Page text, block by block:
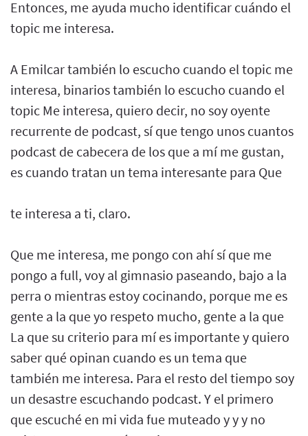
Entonces, me ayuda mucho identificar cuándo el
topic me interesa.
A Emilcar también lo escucho cuando el topic me
interesa, binarios también lo escucho cuando el
topic Me interesa, quiero decir, no soy oyente
recurrente de podcast, sí que tengo unos cuantos
podcast de cabecera de los que a mí me gustan,
es cuando tratan un tema interesante para Que
te interesa a ti, claro.
Que me interesa, me pongo con ahí sí que me
pongo a full, voy al gimnasio paseando, bajo a la
perra o mientras estoy cocinando, porque me es
gente a la que yo respeto mucho, gente a la que
La que su criterio para mí es importante y quiero
saber qué opinan cuando es un tema que
también me interesa. Para el resto del tiempo soy
un desastre escuchando podcast. Y el primero
que escuché en mi vida fue muteado y y y no